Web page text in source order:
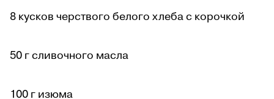
8 кусков черствого белого хлеба с корочкой
50 г сливочного масла
100 г изюма